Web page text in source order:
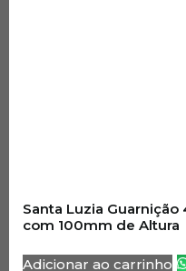
Santa Luzia
com 100mm de Altura
Adicionar ao carrinho